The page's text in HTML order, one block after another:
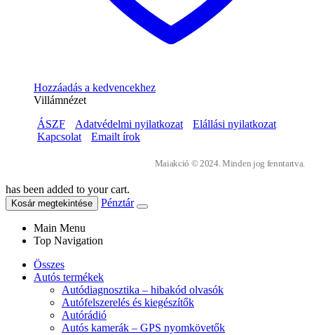
Hozzáadás a kedvencekhez
Villámnézet
ÁSZF
Adatvédelmi nyilatkozat
Elállási nyilatkozat
Kapcsolat
Emailt írok
Maiakció © 2024. Minden jog fenntartva.
has been added to your cart.
Kosár megtekintése Pénztár
Main Menu
Top Navigation
Összes
Autós termékek
Autódiagnosztika – hibakód olvasók
Autófelszerelés és kiegészítők
Autórádió
Autós kamerák – GPS nyomkövetők